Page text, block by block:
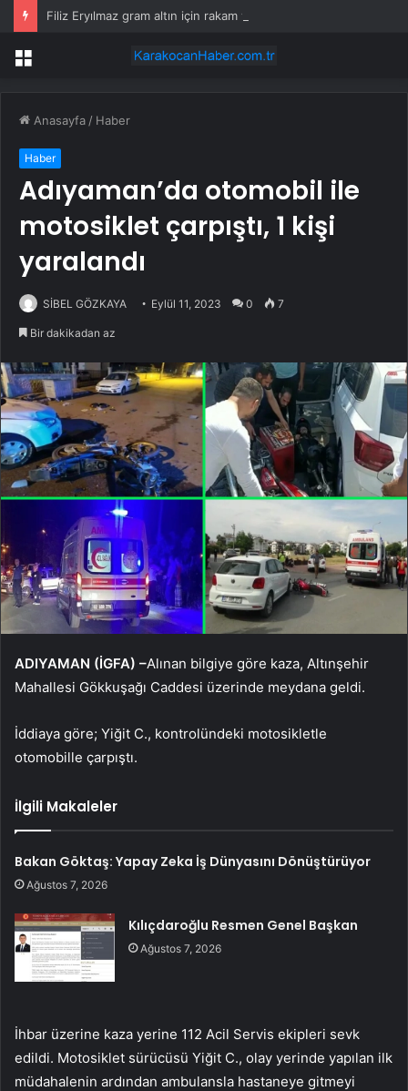
Menü
Anasayfa / Haber
Haber
Adıyaman’da otomobil ile
motosiklet çarpıştı, 1 kişi
yaralandı
SİBEL GÖZKAYA Eylül 11, 2023 0 7
Bir dakikadan az
ADIYAMAN (İGFA) –Alınan bilgiye göre kaza, Altınşehir
Mahallesi Gökkuşağı Caddesi üzerinde meydana geldi.
İddiaya göre; Yiğit C., kontrolündeki motosikletle
otomobille çarpıştı.
İlgili Makaleler
Bakan Göktaş: Yapay Zeka İş Dünyasını Dönüştürüyor
Ağustos 7, 2026
Kılıçdaroğlu Resmen Genel Başkan
Ağustos 7, 2026
İhbar üzerine kaza yerine 112 Acil Servis ekipleri sevk
edildi. Motosiklet sürücüsü Yiğit C., olay yerinde yapılan ilk
müdahalenin ardından ambulansla hastaneye gitmeyi